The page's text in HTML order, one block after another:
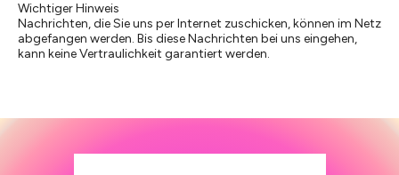
Wichtiger Hinweis
Nachrichten, die Sie uns per Internet zuschicken, können im Netz
abgefangen werden. Bis diese Nachrichten bei uns eingehen,
kann keine Vertraulichkeit garantiert werden.